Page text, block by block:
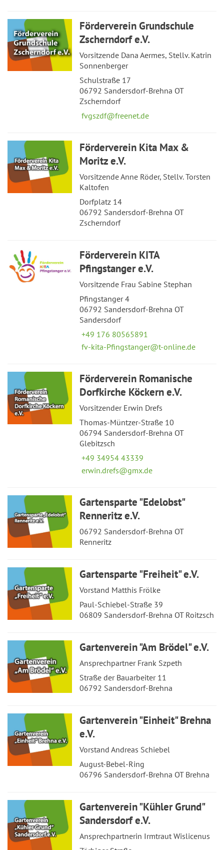
Förderverein Grundschule
Zscherndorf e.V.
Vorsitzende Dana Aermes, Stellv. Katrin
Sonnenberger
Schulstraße 17
06792 Sandersdorf-Brehna OT
Zscherndorf
fvgszdf@freenet.de
Förderverein Kita Max &
Moritz e.V.
Vorsitzende Anne Röder, Stellv. Torsten
Kaltofen
Dorfplatz 14
06792 Sandersdorf-Brehna OT
Zscherndorf
Förderverein KITA
Pfingstanger e.V.
Vorsitzende Frau Sabine Stephan
Pfingstanger 4
06792 Sandersdorf-Brehna OT
Sandersdorf
+49 176 80565891
fv-kita-Pfingstanger@t-online.de
Förderverein Romanische
Dorfkirche Köckern e.V.
Vorsitzender Erwin Drefs
Thomas-Müntzer-Straße 10
06794 Sandersdorf-Brehna OT
Glebitzsch
+49 34954 43339
erwin.drefs@gmx.de
Gartensparte "Edelobst"
Renneritz e.V.
06792 Sandersdorf-Brehna OT
Renneritz
Gartensparte "Freiheit" e.V.
Vorstand Matthis Frölke
Paul-Schiebel-Straße 39
06809 Sandersdorf-Brehna OT Roitzsch
Gartenverein "Am Brödel" e.V.
Ansprechpartner Frank Szpeth
Straße der Bauarbeiter 11
06792 Sandersdorf-Brehna
Gartenverein "Einheit" Brehna
e.V.
Vorstand Andreas Schiebel
August-Bebel-Ring
06796 Sandersdorf-Brehna OT Brehna
Gartenverein "Kühler Grund"
Sandersdorf e.V.
Ansprechpartnerin Irmtraut Wislicenus